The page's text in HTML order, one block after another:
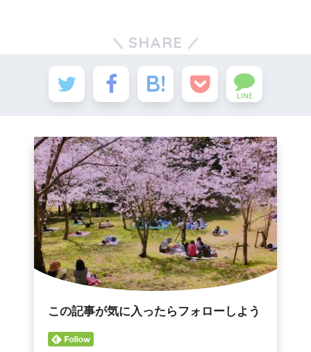
SHARE
LINE
この記事が気に入ったらフォローしよう